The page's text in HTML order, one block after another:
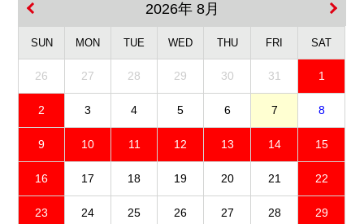
2026年 8月
SUN MON TUE WED THU FRI SAT
26 27 28 29 30 31 1
2 3 4 5 6 7 8
9 10 11 12 13 14 15
16 17 18 19 20 21 22
23 24 25 26 27 28 29